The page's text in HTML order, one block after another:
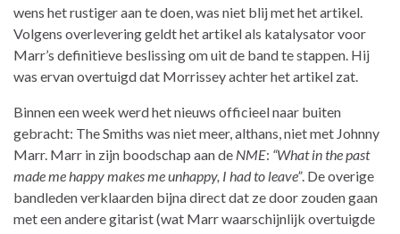
wens het rustiger aan te doen, was niet blij met het artikel.
Volgens overlevering geldt het artikel als katalysator voor
Marr’s definitieve beslissing om uit de band te stappen. Hij
was ervan overtuigd dat Morrissey achter het artikel zat.
Binnen een week werd het nieuws officieel naar buiten
gebracht: The Smiths was niet meer, althans, niet met Johnny
Marr. Marr in zijn boodschap aan de NME: “What in the past
made me happy makes me unhappy, I had to leave”. De overige
bandleden verklaarden bijna direct dat ze door zouden gaan
met een andere gitarist (wat Marr waarschijnlijk overtuigde